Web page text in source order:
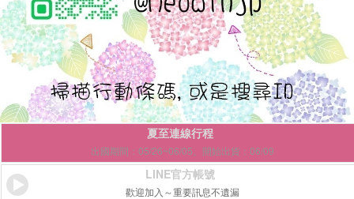
夏至連線行程
出國期間：05/26~06/05。開始出貨：06/09
LINE官方帳號
歡迎加入～重要訊息不遺漏